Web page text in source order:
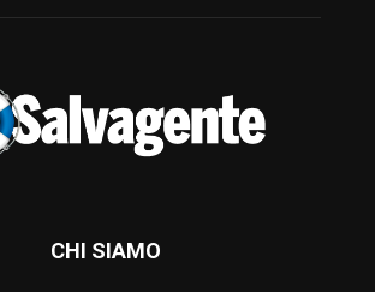
CHI SIAMO